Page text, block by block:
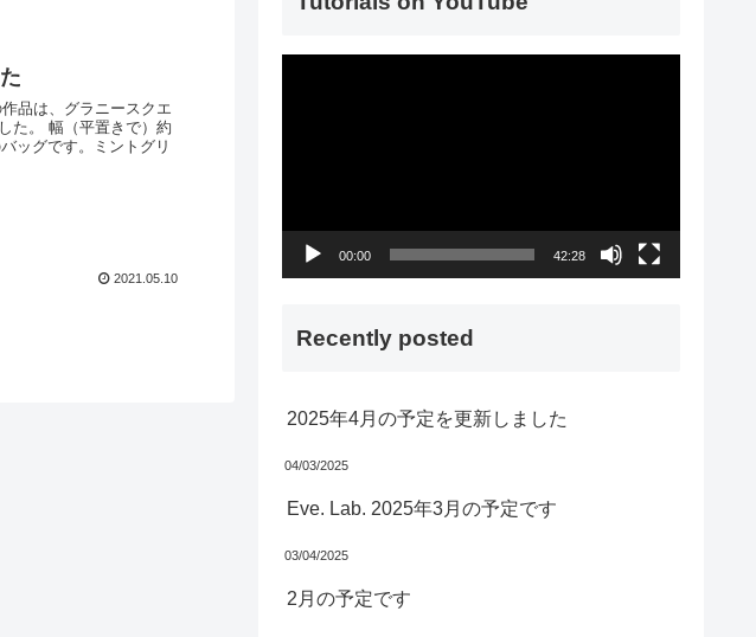
品は、グラニースクエ
た。 幅（平置きで）約
ッグです。ミントグリ
2021.05.10
ヤ
00:00 42:28
Recently posted
2025年4月の予定を更新しました
04/03/2025
Eve. Lab. 2025年3月の予定です
03/04/2025
2月の予定です